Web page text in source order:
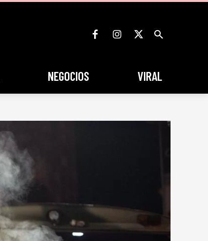
NEGOCIOS VIRAL